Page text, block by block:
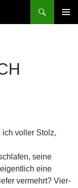
voller Stolz,
seine
eine
vermehrt? Vier-